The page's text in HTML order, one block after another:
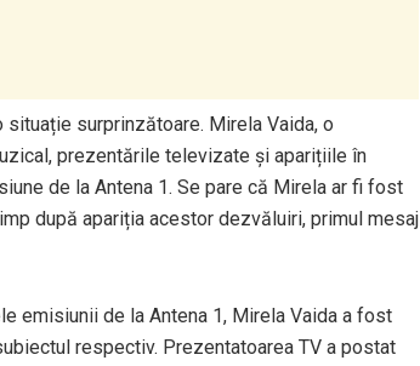
situație surprinzătoare. Mirela Vaida, o
prezentările televizate și aparițiile în
de la Antena 1. Se pare că Mirela ar fi fost
după apariția acestor dezvăluiri, primul mesaj
emisiunii de la Antena 1, Mirela Vaida a fost
respectiv. Prezentatoarea TV a postat